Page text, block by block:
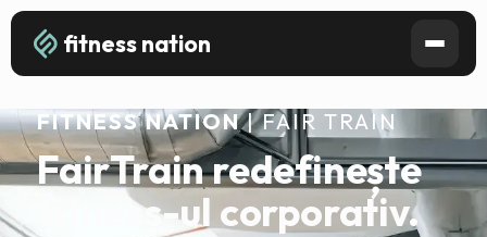
fitness nation
FITNESS NATION| FAIR TRAIN
FairTrain redefinește
fitness-ul corporativ.